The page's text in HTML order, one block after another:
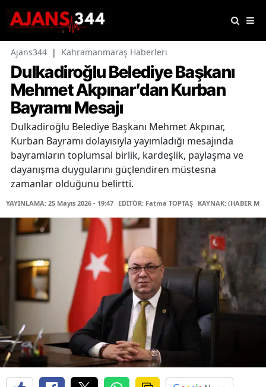
Ajans344 | Kahramanmaraş Haberleri
Dulkadiroğlu Belediye Başkanı
Mehmet Akpınar’dan Kurban
Bayramı Mesajı
Dulkadiroğlu Belediye Başkanı Mehmet Akpınar,
Kurban Bayramı dolayısıyla yayımladığı mesajında
bayramların toplumsal birlik, kardeşlik, paylaşma ve
dayanışma duygularını güçlendiren müstesna
zamanlar olduğunu belirtti.
YAYINLAMA: 25 Mayıs 2026 - 19:47 EDİTÖR: Fatma TOPTAŞ KAYNAK: (HABER